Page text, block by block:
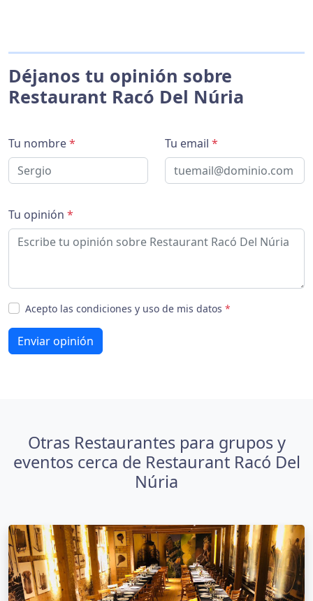
Déjanos tu opinión sobre
Restaurant Racó Del Núria
Tu nombre* Tu email *
Tu opinión *
Acepto las condiciones y uso de mis datos *
Enviar opinión
Otras Restaurantes para grupos y
eventos cerca de Restaurant Racó Del
Núria